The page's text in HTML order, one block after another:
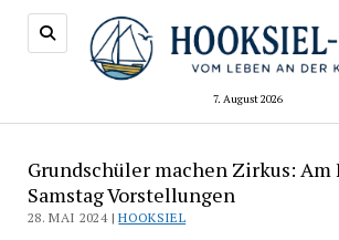
7. August 2026
Grundschüler machen Zirkus: Am
Samstag Vorstellungen
28. MAI 2024 |HOOKSIEL